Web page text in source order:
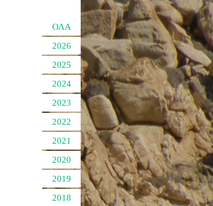
ΟΛΑ
2026
2025
2024
2023
2022
2021
2020
2019
2018